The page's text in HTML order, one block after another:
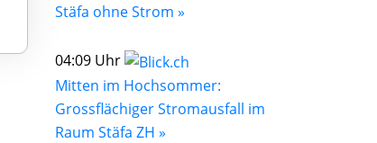
Stäfa ohne Strom »
04:09 Uhr
Mitten im Hochsommer:
Grossflächiger Stromausfall im
Raum Stäfa ZH »